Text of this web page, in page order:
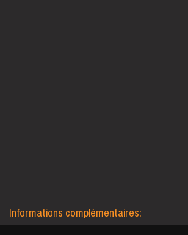
Informations complémentaires: